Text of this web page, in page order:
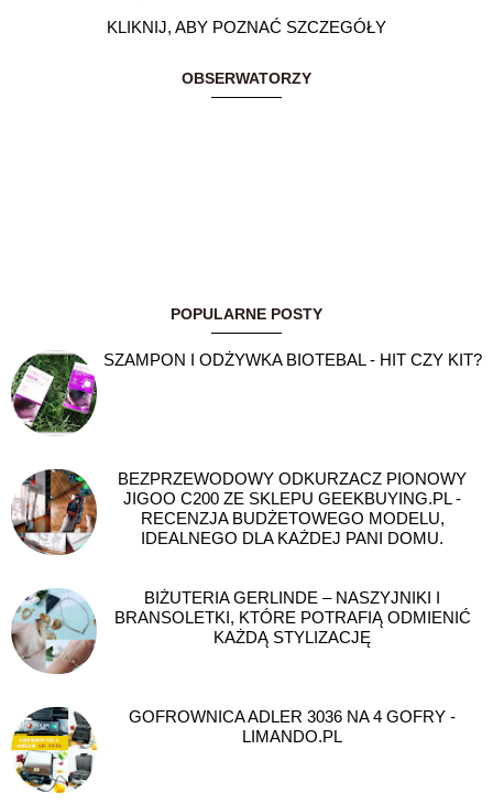
KLIKNIJ, ABY POZNAĆ SZCZEGÓŁY
OBSERWATORZY
POPULARNE POSTY
SZAMPON I ODŻYWKA BIOTEBAL - HIT CZY KIT?
BEZPRZEWODOWY ODKURZACZ PIONOWY
JIGOO C200 ZE SKLEPU GEEKBUYING.PL -
RECENZJA BUDŻETOWEGO MODELU,
IDEALNEGO DLA KAŻDEJ PANI DOMU.
BIŻUTERIA GERLINDE – NASZYJNIKI I
BRANSOLETKI, KTÓRE POTRAFIĄ ODMIENIĆ
KAŻDĄ STYLIZACJĘ
GOFROWNICA ADLER 3036 NA 4 GOFRY -
LIMANDO.PL